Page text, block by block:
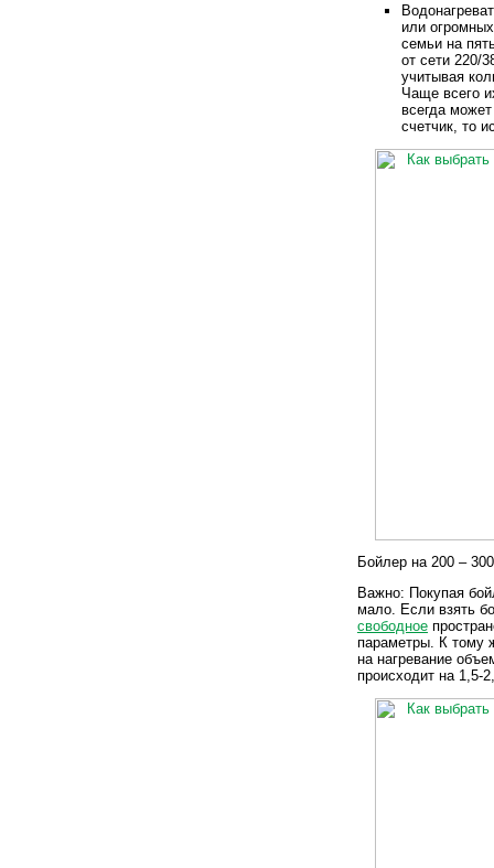
или
семьи на
от сети 220/
учитывая
Чаще всего
всегда
счетчик, то
Бойлер на 200 –
Важно: Покупая
мало. Если взять
свободное
параметры. К тому
на нагревание
происходит на 1,5-